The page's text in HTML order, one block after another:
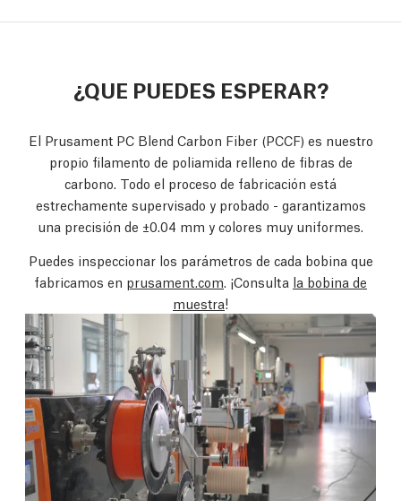
¿QUE PUEDES ESPERAR?
El Prusament PC Blend Carbon Fiber (PCCF) es nuestro
propio filamento de poliamida relleno de fibras de
carbono. Todo el proceso de fabricación está
estrechamente supervisado y probado - garantizamos
una precisión de ±0.04 mm y colores muy uniformes.
Puedes inspeccionar los parámetros de cada bobina que
fabricamos en prusament.com. ¡Consulta la bobina de
muestra!